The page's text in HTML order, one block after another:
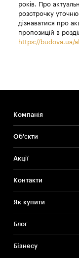
років. Про
розстрочку
дізнаватися про
пропозицій в
https://budova.ua/
Компанія
Об'єкти
Акції
Контакти
Як купити
Блог
Бiзнесу